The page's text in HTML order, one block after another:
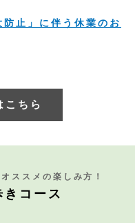
防止」に伴う休業のお
こちら
ススメの楽しみ方！
コース